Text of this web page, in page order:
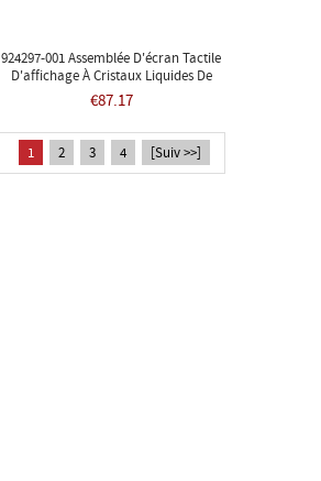
924297-001 Assemblée D'écran Tactile
D'affichage À Cristaux Liquides De
FHD HP Pavilion X360 14-Ba125cl SANS
LUNETTE
€87.17
1 2 3 4 [Suiv >>]